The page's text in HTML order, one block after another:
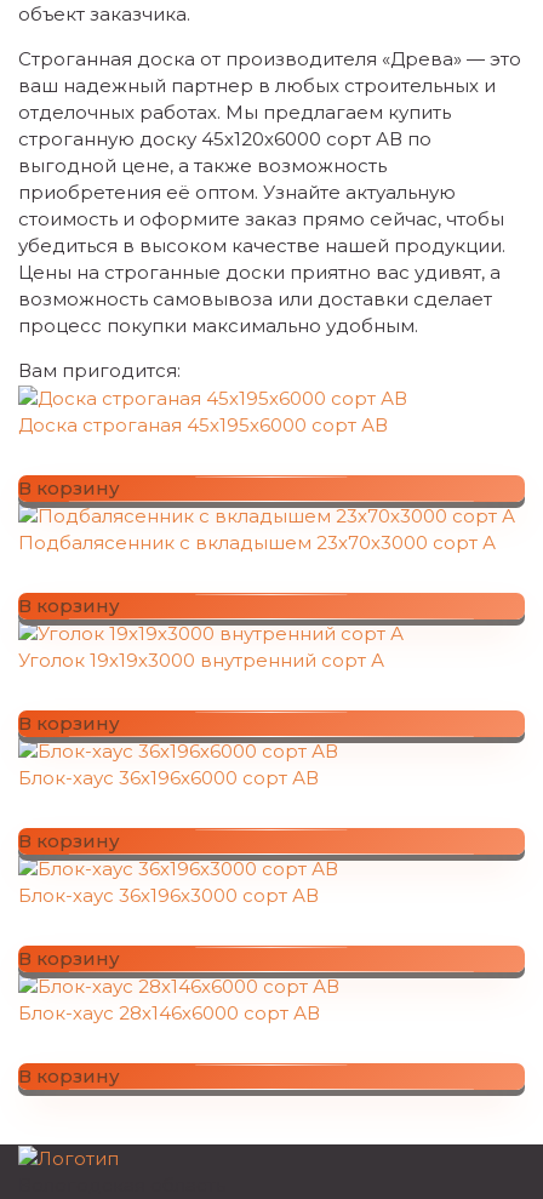
объект заказчика.
Строганная доска от производителя «Древа» — это
ваш надежный партнер в любых строительных и
отделочных работах. Мы предлагаем купить
строганную доску 45х120х6000 сорт АВ по
выгодной цене, а также возможность
приобретения её оптом. Узнайте актуальную
стоимость и оформите заказ прямо сейчас, чтобы
убедиться в высоком качестве нашей продукции.
Цены на строганные доски приятно вас удивят, а
возможность самовывоза или доставки сделает
процесс покупки максимально удобным.
Вам пригодится:
Доска строганая 45х195х6000 сорт АВ
В корзину
Подбалясенник с вкладышем 23х70х3000 сорт А
В корзину
Уголок 19х19х3000 внутренний сорт А
В корзину
Блок-хаус 36х196х6000 сорт АВ
В корзину
Блок-хаус 36х196х3000 сорт АВ
В корзину
Блок-хаус 28х146х6000 сорт АВ
В корзину